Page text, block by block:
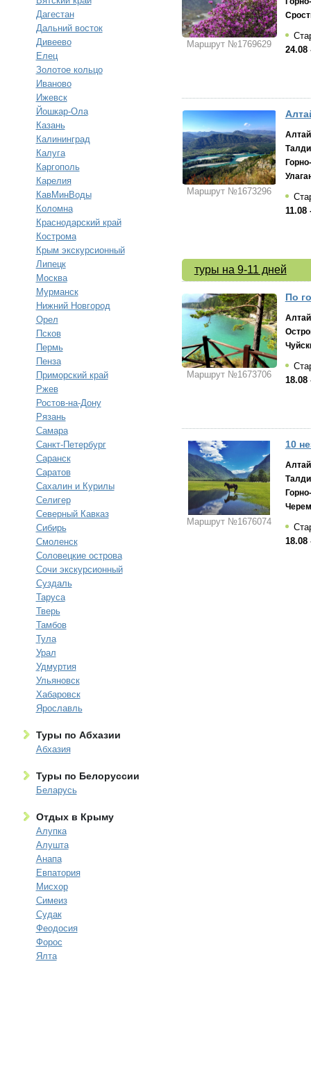
Дагестан
Дальний восток
Дивеево
Елец
Золотое кольцо
Иваново
Ижевск
Йошкар-Ола
Казань
Калининград
Калуга
Каргополь
Карелия
КавМинВоды
Коломна
Краснодарский край
Кострома
Крым экскурсионный
Липецк
Москва
Мурманск
Нижний Новгород
Орел
Псков
Пермь
Пенза
Приморский край
Ржев
Ростов-на-Дону
Рязань
Самара
Санкт-Петербург
Саранск
Саратов
Сахалин и Курилы
Селигер
Северный Кавказ
Сибирь
Смоленск
Соловецкие острова
Сочи экскурсионный
Суздаль
Таруса
Тверь
Тамбов
Тула
Урал
Удмуртия
Ульяновск
Хабаровск
Ярославль
Туры по Абхазии
Абхазия
Туры по Белоруссии
Беларусь
Отдых в Крыму
Алупка
Алушта
Анапа
Евпатория
Мисхор
Симеиз
Судак
Феодосия
Форос
Ялта
Маршрут №1769629
24.08
Маршрут №1673296
Алтай
11.08
туры на 9-11 дней
Маршрут №1673706
По
Алтай
18.08
Маршрут №1676074
10
Алтай
18.08